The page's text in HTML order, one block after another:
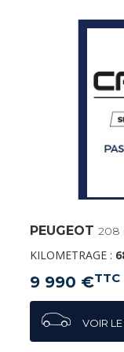
PEUGEOT 208
KILOMETRAGE :
9 990 €TTC
VOIR